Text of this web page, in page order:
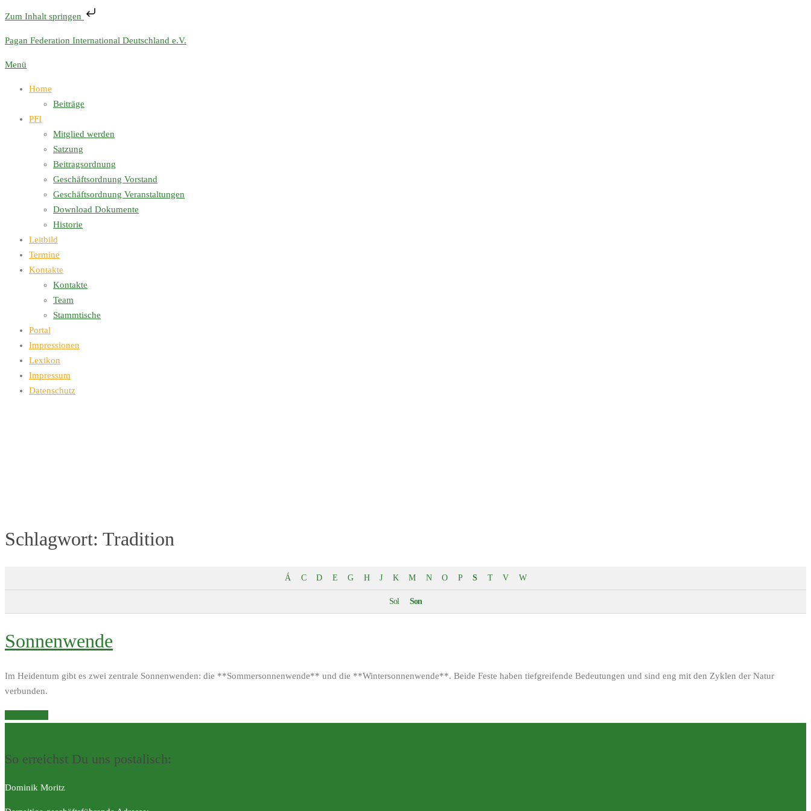
Zum Inhalt springen
Zum
springen
Pagan Federation International Deutschland e.V.
Menü
Home
Beiträge
PFI
Mitglied werden
Satzung
Beitragsordnung
Geschäftsordnung Vorstand
Geschäftsordnung Veranstaltungen
Download Dokumente
Historie
Leitbild
Termine
Kontakte
Kontakte
Team
Stammtische
Portal
Impressionen
Lexikon
Impressum
Datenschutz
Schlagwort: Tradition
Á C D E G H J K M N O P S T V W
Sol Son
Sonnenwende
Im Heidentum gibt es zwei zentrale Sonnenwenden: die **Sommersonnenwende** und die **Wintersonnenwende**. Beide Feste haben tiefgreifende Bedeutungen und sind eng mit den Zyklen der Natur
verbunden.
So erreichst Du uns postalisch:
Dominik Moritz